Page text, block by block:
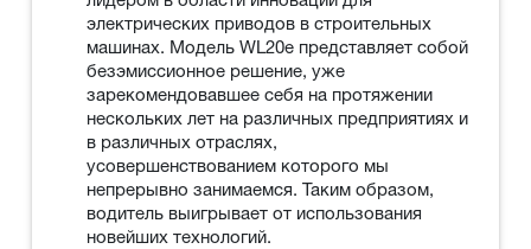
электрических приводов в строительных
машинах. Модель WL20e представляет собой
безэмиссионное решение, уже
зарекомендовавшее себя на протяжении
нескольких лет на различных предприятиях и
в различных отраслях,
усовершенствованием которого мы
непрерывно занимаемся. Таким образом,
водитель выигрывает от использования
новейших технологий.